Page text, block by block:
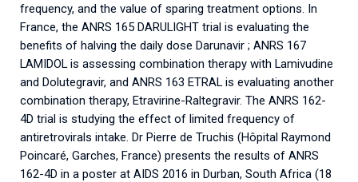
frequency, and the value of sparing treatment options. In
France, the ANRS 165 DARULIGHT trial is evaluating the
benefits of halving the daily dose Darunavir ; ANRS 167
LAMIDOL is assessing combination therapy with Lamivudine
and Dolutegravir, and ANRS 163 ETRAL is evaluating another
combination therapy, Etravirine-Raltegravir. The ANRS 162-
4D trial is studying the effect of limited frequency of
antiretrovirals intake. Dr Pierre de Truchis (Hôpital Raymond
Poincaré, Garches, France) presents the results of ANRS
162-4D in a poster at AIDS 2016 in Durban, South Africa (18